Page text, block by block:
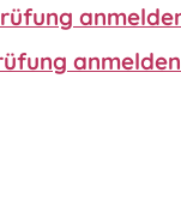
anmelden